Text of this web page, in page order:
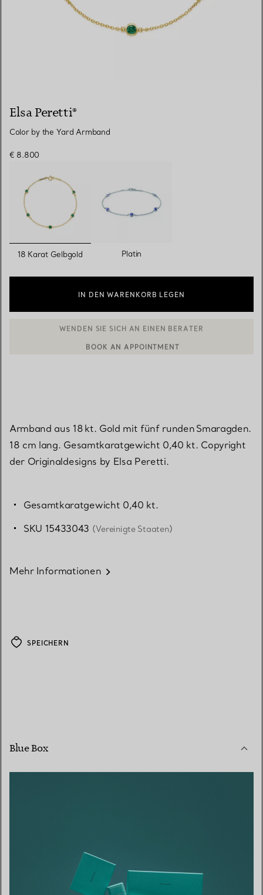
Elsa Peretti®
Color by the Yard Armband
€ 8.800
ausgewählt
18 Karat Gelbgold Platin
IN DEN WARENKORB LEGEN
Armband aus 18 kt. Gold mit fünf runden Smaragden.
18 cm lang. Gesamtkaratgewicht 0,40 kt. Copyright
der Originaldesigns by Elsa Peretti.
Gesamtkaratgewicht 0,40 kt.
SKU 15433043 (Vereinigte Staaten)
Mehr Informationen
SPEICHERN
Blue Box